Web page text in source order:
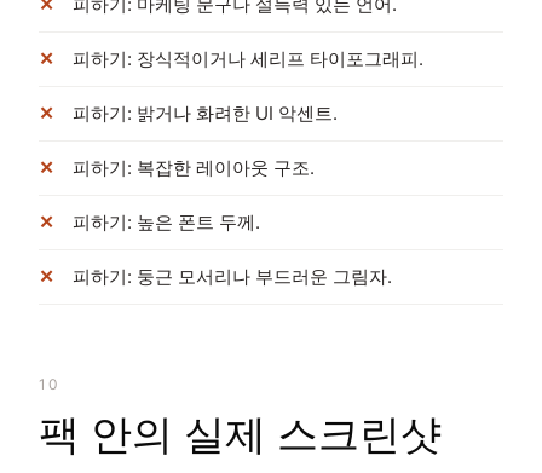
피하기: 장식적이거나 세리프 타이포그래피.
피하기: 밝거나 화려한 UI 악센트.
피하기: 복잡한 레이아웃 구조.
피하기: 높은 폰트 두께.
피하기: 둥근 모서리나 부드러운 그림자.
10
팩 안의 실제 스크린샷